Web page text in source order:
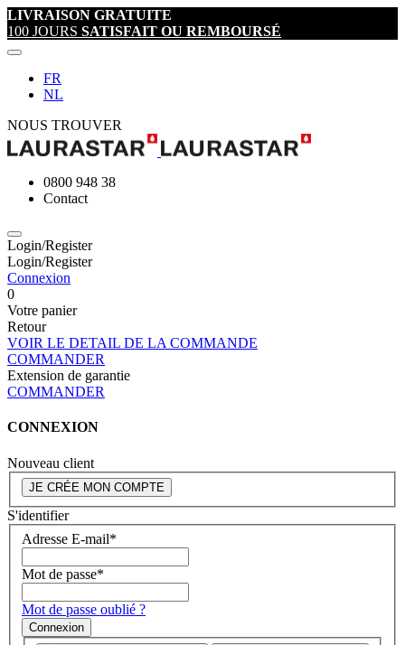
LIVRAISON GRATUITE
100 JOURS SATISFAIT OU REMBOURSÉ
FR
NL
NOUS TROUVER
0800 948 38
Contact
Login/Register
Login/Register
Connexion
0
Votre panier
Retour
VOIR LE DETAIL DE LA COMMANDE
COMMANDER
Extension de garantie
COMMANDER
CONNEXION
Nouveau client
JE CRÉE MON COMPTE
S'identifier
Adresse E-mail*
Mot de passe*
Mot de passe oublié ?
Connexion